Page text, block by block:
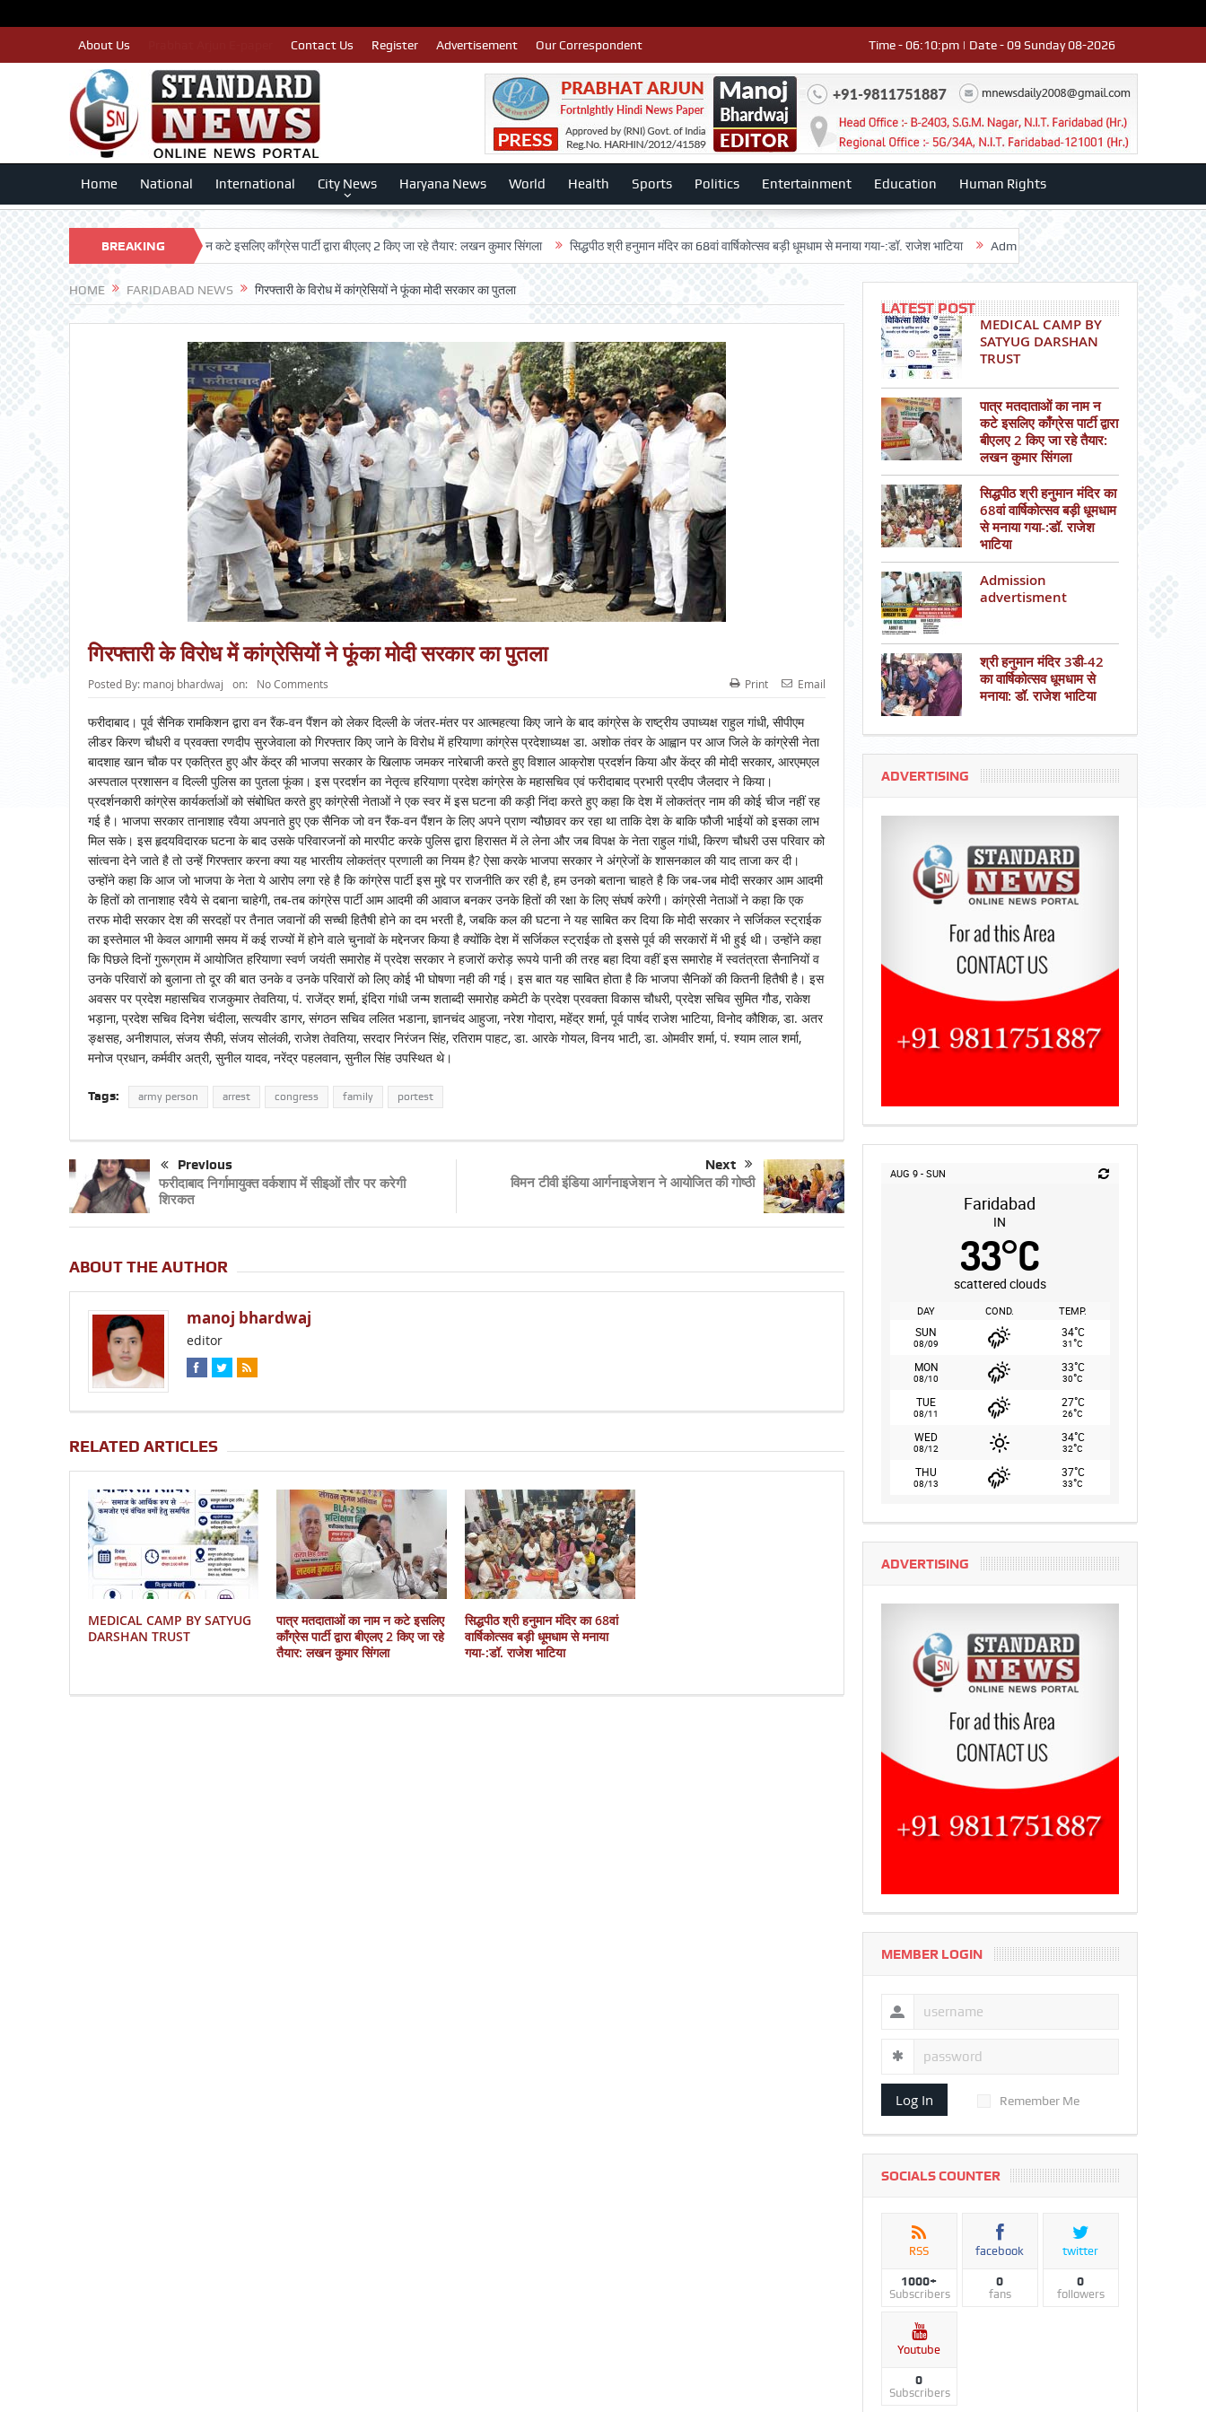
About Us Contact Us Register Advertisement Our Correspondent Time - 06:10:pm | Date - 09 Sunday 08-2026
Home National International City News Haryana News World Health Sports Politics Entertainment Education Human Rights
BREAKING
NEWS
पात्र मतदाताओं का नाम न कटे इसलिए काँग्रेस पार्टी द्वारा बीएलए 2 किए जा रहे तैयार: लखन कुमार सिंगला सिद्धपीठ श्री हनुमान मंदिर का 68वां वार्षिकोत्सव बड़ी धूमधाम से मनाया गया-:डॉ. राजेश भाटिया Admission advertisment श्री हनुमान मंदिर
HOME FARIDABAD NEWS गिरफ्तारी के विरोध में कांग्रेसियों ने फूंका मोदी सरकार का पुतला
गिरफ्तारी के विरोध में कांग्रेसियों ने फूंका मोदी सरकार का पुतला
Posted By: manoj bhardwaj on: No Comments Print Email
फरीदाबाद। पूर्व सैनिक रामकिशन द्वारा वन रैंक-वन पैंशन को लेकर दिल्ली के जंतर-मंतर पर आत्महत्या किए जाने के बाद कांग्रेस के राष्ट्रीय उपाध्यक्ष राहुल गांधी, सीपीएम
लीडर किरण चौधरी व प्रवक्ता रणदीप सुरजेवाला को गिरफ्तार किए जाने के विरोध में हरियाणा कांग्रेस प्रदेशाध्यक्ष डा. अशोक तंवर के आह्वान पर आज जिले के कांग्रेसी नेता
बादशाह खान चौक पर एकत्रित हुए और केंद्र की भाजपा सरकार के खिलाफ जमकर नारेबाजी करते हुए विशाल आक्रोश प्रदर्शन किया और केंद्र की मोदी सरकार, आरएमएल
अस्पताल प्रशासन व दिल्ली पुलिस का पुतला फूंका। इस प्रदर्शन का नेतृत्व हरियाणा प्रदेश कांग्रेस के महासचिव एवं फरीदाबाद प्रभारी प्रदीप जैलदार ने किया।
प्रदर्शनकारी कांग्रेस कार्यकर्ताओं को संबोधित करते हुए कांग्रेसी नेताओं ने एक स्वर में इस घटना की कड़ी निंदा करते हुए कहा कि देश में लोकतंत्र नाम की कोई चीज नहीं रह
गई है। भाजपा सरकार तानाशाह रवैया अपनाते हुए एक सैनिक जो वन रैंक-वन पैंशन के लिए अपने प्राण न्यौछावर कर रहा था ताकि देश के बाकि फौजी भाईयों को इसका लाभ
मिल सके। इस हृदयविदारक घटना के बाद उसके परिवारजनों को मारपीट करके पुलिस द्वारा हिरासत में ले लेना और जब विपक्ष के नेता राहुल गांधी, किरण चौधरी उस परिवार को
सांत्वना देने जाते है तो उन्हें गिरफ्तार करना क्या यह भारतीय लोकतंत्र प्रणाली का नियम है? ऐसा करके भाजपा सरकार ने अंग्रेजों के शासनकाल की याद ताजा कर दी।
उन्होंने कहा कि आज जो भाजपा के नेता ये आरोप लगा रहे है कि कांग्रेस पार्टी इस मुद्दे पर राजनीति कर रही है, हम उनको बताना चाहते है कि जब-जब मोदी सरकार आम आदमी
के हितों को तानाशाह रवैये से दबाना चाहेगी, तब-तब कांग्रेस पार्टी आम आदमी की आवाज बनकर उनके हितों की रक्षा के लिए संघर्ष करेगी। कांग्रेसी नेताओं ने कहा कि एक
तरफ मोदी सरकार देश की सरदहों पर तैनात जवानों की सच्ची हितैषी होने का दम भरती है, जबकि कल की घटना ने यह साबित कर दिया कि मोदी सरकार ने सर्जिकल स्ट्राईक
का इस्तेमाल भी केवल आगामी समय में कई राज्यों में होने वाले चुनावों के मद्देनजर किया है क्योंकि देश में सर्जिकल स्ट्राईक तो इससे पूर्व की सरकारों में भी हुई थी। उन्होंने कहा
कि पिछले दिनों गुरूग्राम में आयोजित हरियाणा स्वर्ण जयंती समारोह में प्रदेश सरकार ने हजारों करोड़ रूपये पानी की तरह बहा दिया वहीं इस समारोह में स्वतंत्रता सैनानियों व
उनके परिवारों को बुलाना तो दूर की बात उनके व उनके परिवारों को लिए कोई भी घोषणा नही की गई। इस बात यह साबित होता है कि भाजपा सैनिकों की कितनी हितैषी है। इस
अवसर पर प्रदेश महासचिव राजकुमार तेवतिया, पं. राजेंद्र शर्मा, इंदिरा गांधी जन्म शताब्दी समारोह कमेटी के प्रदेश प्रवक्ता विकास चौधरी, प्रदेश सचिव सुमित गौड, राकेश
भड़ाना, प्रदेश सचिव दिनेश चंदीला, सत्यवीर डागर, संगठन सचिव ललित भडाना, ज्ञानचंद आहुजा, नरेश गोदारा, महेंद्र शर्मा, पूर्व पार्षद राजेश भाटिया, विनोद कौशिक, डा. अतर
ङ्क्षसह, अनीशपाल, संजय सैफी, संजय सोलंकी, राजेश तेवतिया, सरदार निरंजन सिंह, रतिराम पाहट, डा. आरके गोयल, विनय भाटी, डा. ओमवीर शर्मा, पं. श्याम लाल शर्मा,
मनोज प्रधान, कर्मवीर अत्री, सुनील यादव, नरेंद्र पहलवान, सुनील सिंह उपस्थित थे।
Tags: army person arrest congress family portest
Previous
फरीदाबाद निर्गामायुक्त वर्कशाप में सीइओं तौर पर करेगी
शिरकत
Next
विमन टीवी इंडिया आर्गनाइजेशन ने आयोजित की गोष्ठी
ABOUT THE AUTHOR
manoj bhardwaj
editor
RELATED ARTICLES
MEDICAL CAMP BY SATYUG
DARSHAN TRUST
पात्र मतदाताओं का नाम न कटे इसलिए
काँग्रेस पार्टी द्वारा बीएलए 2 किए जा रहे
तैयार: लखन कुमार सिंगला
सिद्धपीठ श्री हनुमान मंदिर का 68वां
वार्षिकोत्सव बड़ी धूमधाम से मनाया
गया-:डॉ. राजेश भाटिया
LATEST POST
MEDICAL CAMP BY
SATYUG DARSHAN
TRUST
पात्र मतदाताओं का नाम न
कटे इसलिए काँग्रेस पार्टी द्वारा
बीएलए 2 किए जा रहे तैयार:
लखन कुमार सिंगला
सिद्धपीठ श्री हनुमान मंदिर का
68वां वार्षिकोत्सव बड़ी धूमधाम
से मनाया गया-:डॉ. राजेश
भाटिया
Admission
advertisment
श्री हनुमान मंदिर 3डी-42
का वार्षिकोत्सव धूमधाम से
मनाया: डॉ. राजेश भाटिया
ADVERTISING
AUG 9 - SUN
Faridabad
IN
33°C
scattered clouds
DAY COND. TEMP.
SUN
08/09
34°C
31°C
MON
08/10
33°C
30°C
TUE
08/11
27°C
26°C
WED
08/12
34°C
32°C
THU
08/13
37°C
33°C
ADVERTISING
MEMBER LOGIN
Log In Remember Me
SOCIALS COUNTER
RSS
1000+
Subscribers
facebook
0
fans
twitter
0
followers
Youtube
0
Subscribers